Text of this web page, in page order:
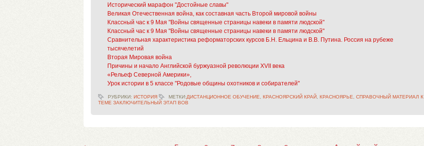
Исторический марафон "Достойные славы"
Великая Отечественная война, как составная часть Второй мировой войны
Классный час к 9 Мая "Войны священные страницы навеки в памяти людской"
Классный час к 9 Мая "Войны священные страницы навеки в памяти людской"
Сравнительная характеристика реформаторских курсов Б.Н. Ельцина и В.В. Путина. Россия на рубеже
тысячелетий
Вторая Мировая война
Причины и начало Английской буржуазной революции XVII века
«Рельеф Северной Америки»,
Урок истории в 5 классе "Родовые общины охотников и собирателей"
РУБРИКИ: ИСТОРИЯ МЕТКИ:ДИСТАНЦИОННОЕ ОБУЧЕНИЕ КРАСНОЯРСКИЙ КРАЙ КРАСНОЯРЬЕ
СПРАВОЧНЫЙ МАТЕРИАЛ К
ТЕМЕ ЗАКЛЮЧИТЕЛЬНЫЙ ЭТАП ВОВ